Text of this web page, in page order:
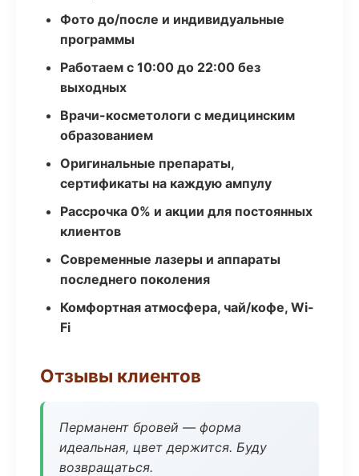
Фото до/после и индивидуальные
программы
Работаем с 10:00 до 22:00 без
выходных
Врачи-косметологи с медицинским
образованием
Оригинальные препараты,
сертификаты на каждую ампулу
Рассрочка 0% и акции для постоянных
клиентов
Современные лазеры и аппараты
последнего поколения
Комфортная атмосфера, чай/кофе, Wi-
Fi
Отзывы клиентов
Перманент бровей — форма
идеальная, цвет держится. Буду
возвращаться.